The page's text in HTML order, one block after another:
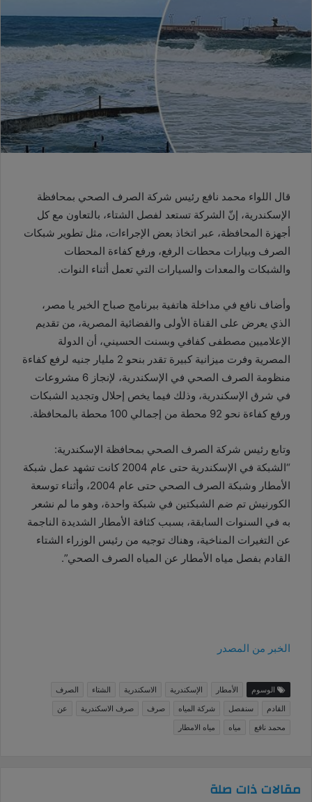
قال اللواء محمد نافع رئيس شركة الصرف الصحي بمحافظة
الإسكندرية، إنّ الشركة تستعد لفصل الشتاء، بالتعاون مع كل
أجهزة المحافظة، عبر اتخاذ بعض الإجراءات، مثل تطوير شبكات
الصرف وبيارات محطات الرفع، ورفع كفاءة المحطات
والشبكات والمعدات والسيارات التي تعمل أثناء النوات.
وأضاف نافع في مداخلة هاتفية ببرنامج صباح الخير يا مصر،
الذي يعرض على القناة الأولى والفضائية المصرية، من تقديم
الإعلاميين مصطفى كفافي وبسنت الحسيني، أن الدولة
المصرية وفرت ميزانية كبيرة تقدر بنحو 2 مليار جنيه لرفع كفاءة
منظومة الصرف الصحي في الإسكندرية، لإنجاز 6 مشروعات
في شرق الإسكندرية، وذلك فيما يخص إحلال وتجديد الشبكات
ورفع كفاءة نحو 92 محطة من إجمالي 100 محطة بالمحافظة.
وتابع رئيس شركة الصرف الصحي بمحافظة الإسكندرية:
“الشبكة في الإسكندرية حتى عام 2004 كانت تشهد عمل شبكة
الأمطار وشبكة الصرف الصحي حتى عام 2004، وأثناء توسعة
الكورنيش تم ضم الشبكتين في شبكة واحدة، وهو ما لم نشعر
به في السنوات السابقة، بسبب كثافة الأمطار الشديدة الناجمة
عن التغيرات المناخية، وهناك توجيه من رئيس الوزراء الشتاء
القادم بفصل مياه الأمطار عن المياه الصرف الصحي”.
الخبر من المصدر
الوسوم الأمطار الإسكندرية الاسكندرية الشتاء
الصرف
القادم
سنفصل شركة المياه صرف صرف الاسكندرية
عن
محمد نافع
مياه مياه الامطار
مقالات ذات صلة